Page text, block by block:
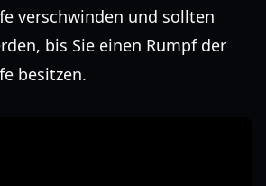
verschwinden und sollten
bis Sie einen Rumpf der
besitzen.